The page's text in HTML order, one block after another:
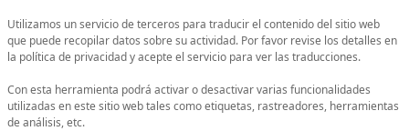
Utilizamos un servicio de terceros para traducir el contenido del sitio web
que puede recopilar datos sobre su actividad. Por favor revise los detalles en
la política de privacidad y acepte el servicio para ver las traducciones.
Con esta herramienta podrá activar o desactivar varias funcionalidades
utilizadas en este sitio web tales como etiquetas, rastreadores, herramientas
de análisis, etc.